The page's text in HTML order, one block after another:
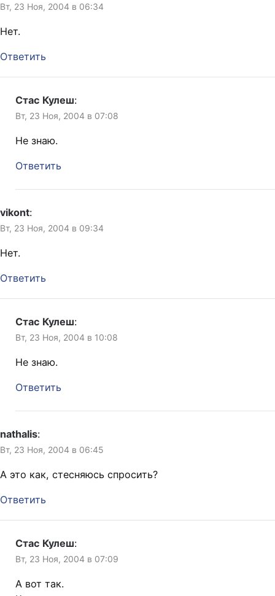
Вт, 23 Ноя, 2004 в 06:34
Нет.
Ответить
Стас Кулеш:
Вт, 23 Ноя, 2004 в 07:08
Не знаю.
Ответить
vikont:
Вт, 23 Ноя, 2004 в 09:34
Нет.
Ответить
Стас Кулеш:
Вт, 23 Ноя, 2004 в 10:08
Не знаю.
Ответить
nathalis:
Вт, 23 Ноя, 2004 в 06:45
А это как, стесняюсь спросить?
Ответить
Стас Кулеш:
Вт, 23 Ноя, 2004 в 07:09
А вот так.